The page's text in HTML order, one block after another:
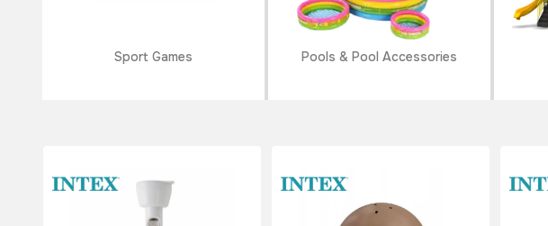
Sport Games Pools & Pool Accessories